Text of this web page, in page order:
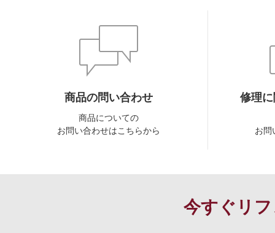
商品の問い合わせ
商品についての
お問い合わせはこちらから
修理
お問
今すぐリ